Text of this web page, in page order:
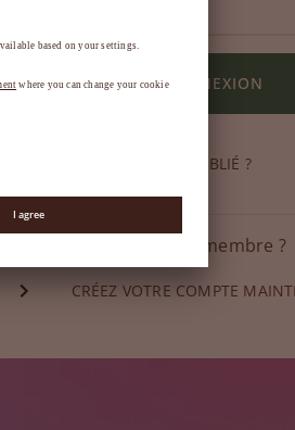
CONNEXION
MOT DE PASSE OUBLIÉ ?
Vous n'êtes pas encore membre ?
CRÉEZ VOTRE COMPTE